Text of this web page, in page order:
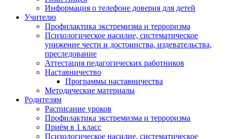
Информация о телефоне доверия для детей
Учителю
Профилактика экстремизма и терроризма
Психологическое насилие, систематическое
унижение чести и достоинства, издевательства,
преследование
Аттестация педагогических работников
Наставничество
Программы наставничества
Методические материалы
Родителям
Расписание уроков
Профилактика экстремизма и терроризма
Приём в 1 класс
Психологическое насилие, систематическое